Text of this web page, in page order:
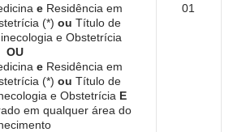
e Residência em
(*) ou Título de
e Obstetrícia
OU
e Residência em
(*) ou Título de
e Obstetrícia E
em qualquer área do
01